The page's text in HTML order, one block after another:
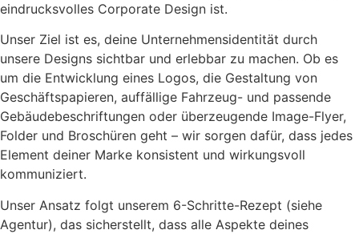
eindrucksvolles Corporate Design ist.
Unser Ziel ist es, deine Unternehmensidentität durch
unsere Designs sichtbar und erlebbar zu machen. Ob es
um die Entwicklung eines Logos, die Gestaltung von
Geschäftspapieren, auffällige Fahrzeug- und passende
Gebäudebeschriftungen oder überzeugende Image-Flyer,
Folder und Broschüren geht – wir sorgen dafür, dass jedes
Element deiner Marke konsistent und wirkungsvoll
kommuniziert.
Unser Ansatz folgt unserem 6-Schritte-Rezept (siehe
Agentur), das sicherstellt, dass alle Aspekte deines